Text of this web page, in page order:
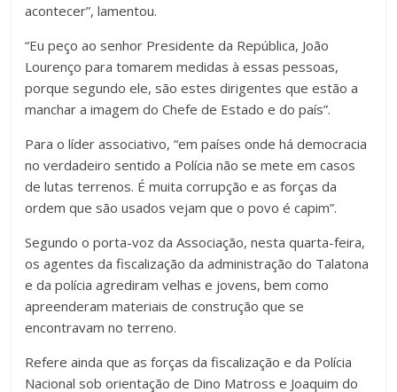
acontecer”, lamentou.
“Eu peço ao senhor Presidente da República, João
Lourenço para tomarem medidas à essas pessoas,
porque segundo ele, são estes dirigentes que estão a
manchar a imagem do Chefe de Estado e do país”.
Para o líder associativo, “em países onde há democracia
no verdadeiro sentido a Polícia não se mete em casos
de lutas terrenos. É muita corrupção e as forças da
ordem que são usados vejam que o povo é capim”.
Segundo o porta-voz da Associação, nesta quarta-feira,
os agentes da fiscalização da administração do Talatona
e da polícia agrediram velhas e jovens, bem como
apreenderam materiais de construção que se
encontravam no terreno.
Refere ainda que as forças da fiscalização e da Polícia
Nacional sob orientação de Dino Matross e Joaquim do